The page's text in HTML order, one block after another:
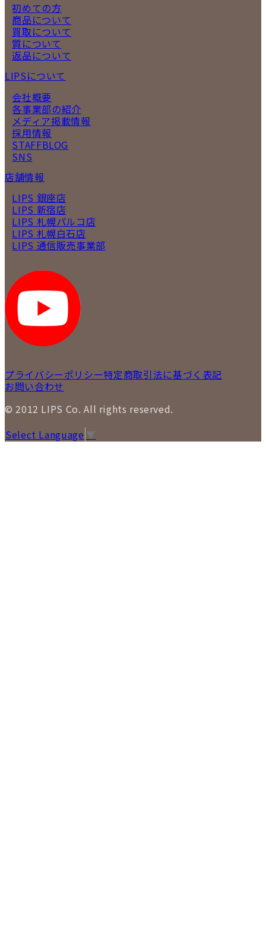
初めての方
商品について
買取について
質について
返品について
LIPSについて
会社概要
各事業部の紹介
メディア掲載情報
採用情報
STAFFBLOG
SNS
店舗情報
LIPS 銀座店
LIPS 新宿店
LIPS 札幌パルコ店
LIPS 札幌白石店
LIPS 通信販売事業部
プライバシーポリシー特定商取引法に基づく表記
お問い合わせ
© 2012 LIPS Co. All rights reserved.
Select Language ▼